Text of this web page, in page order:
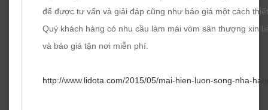
để được tư vấn và giải đáp cũng như báo giá một cách
Quý khách hàng có nhu cầu làm mái vòm sân thượng xin
và báo giá tận nơi miễn phí.
http://www.lidota.com/2015/05/mai-hien-luon-song-nha-